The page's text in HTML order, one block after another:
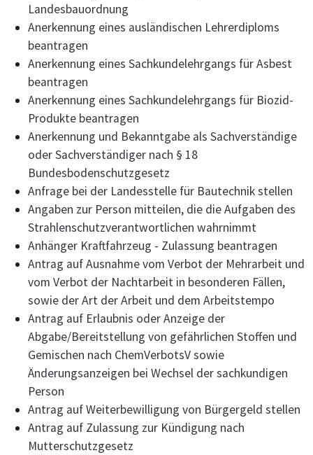
Landesbauordnung
Anerkennung eines ausländischen Lehrerdiploms
beantragen
Anerkennung eines Sachkundelehrgangs für Asbest
beantragen
Anerkennung eines Sachkundelehrgangs für Biozid-
Produkte beantragen
Anerkennung und Bekanntgabe als Sachverständige
oder Sachverständiger nach § 18
Bundesbodenschutzgesetz
Anfrage bei der Landesstelle für Bautechnik stellen
Angaben zur Person mitteilen, die die Aufgaben des
Strahlenschutzverantwortlichen wahrnimmt
Anhänger Kraftfahrzeug - Zulassung beantragen
Antrag auf Ausnahme vom Verbot der Mehrarbeit und
vom Verbot der Nachtarbeit in besonderen Fällen,
sowie der Art der Arbeit und dem Arbeitstempo
Antrag auf Erlaubnis oder Anzeige der
Abgabe/Bereitstellung von gefährlichen Stoffen und
Gemischen nach ChemVerbotsV sowie
Änderungsanzeigen bei Wechsel der sachkundigen
Person
Antrag auf Weiterbewilligung von Bürgergeld stellen
Antrag auf Zulassung zur Kündigung nach
Mutterschutzgesetz